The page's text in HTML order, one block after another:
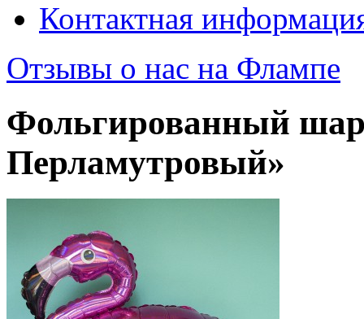
Контактная
Отзывы о нас на Флампе
Фольгированный
Перламутровый»